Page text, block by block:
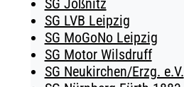
SG Jößnitz
SG LVB Leipzig
SG MoGoNo Leipzig
SG Motor Wilsdruff
SG Neukirchen/Erzg. e.V.